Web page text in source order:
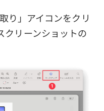
り」アイコンをクリ
クリーンショットの